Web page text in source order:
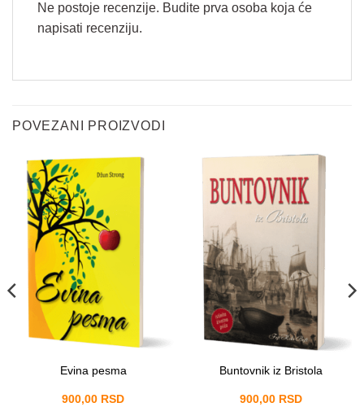
Ne postoje recenzije. Budite prva osoba koja će
napisati recenziju.
Email*
*
V
š
e
P
Pitanje*
POVEZANI PROIZVODI
Evina pesma
900,00 RSD
Buntovnik iz Bristola
900,00 RSD